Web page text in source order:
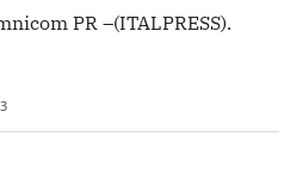
PR –(ITALPRESS).